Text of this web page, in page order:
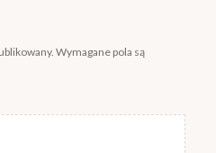
Wymagane pola są